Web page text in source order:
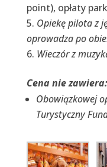
point), opłaty
Opiekę pilota z
oprowadza po
Wieczór z
Cena nie zawiera:
Obowiązkowej
Turystyczny